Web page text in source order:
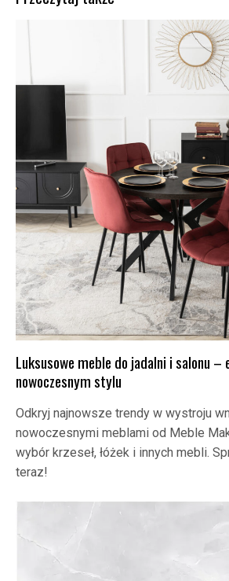
Luksusowe meble do jadalni i salonu –
nowoczesnym stylu
Odkryj najnowsze trendy w wystroju
nowoczesnymi meblami od Meble
wybór krzeseł, łóżek i innych mebli.
teraz!